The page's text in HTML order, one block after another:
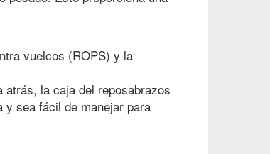
vuelcos (ROPS) y la
la caja del reposabrazos
y sea fácil de manejar para